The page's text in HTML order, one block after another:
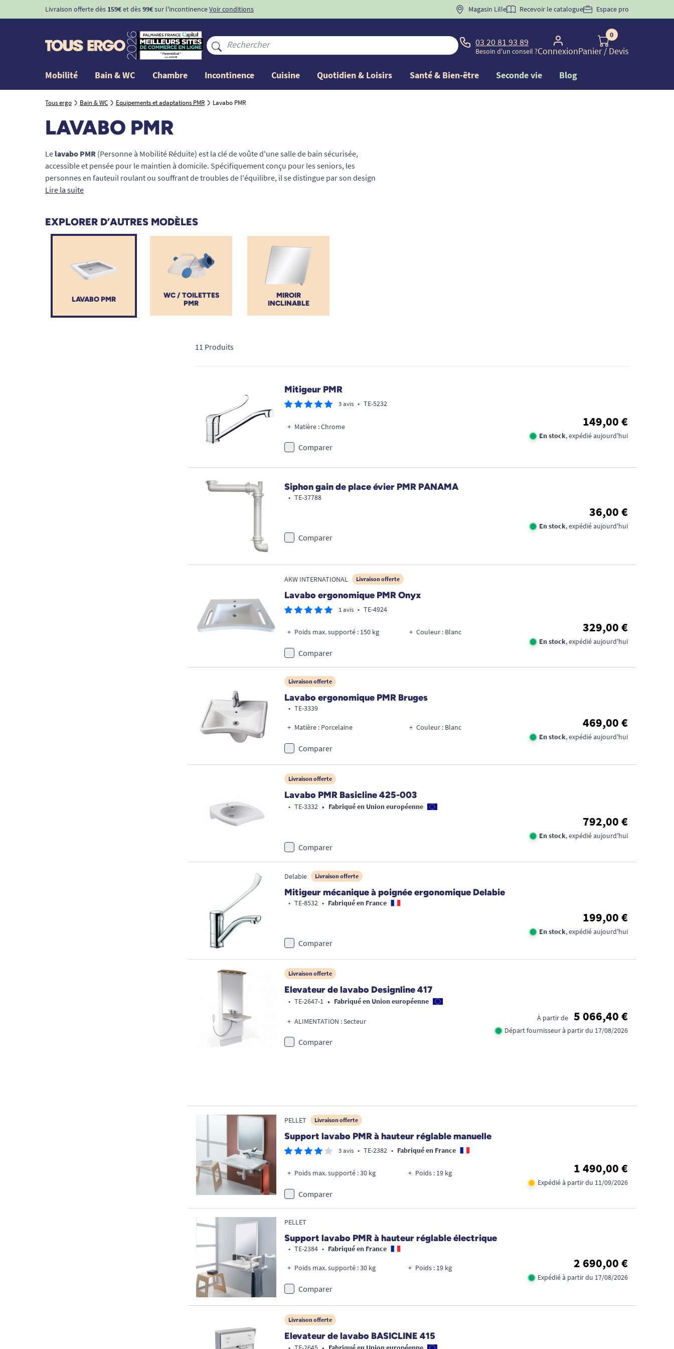
Livraison offerte dès 159€et dès99€sur l'incontinenceVoir conditions BIENVENUE" pourla 1ère commande d'incontinence
Magasin Lille Recevoir le catalogue Espace pro
03 20 81 93 89
Besoin d'un conseil ?Connexion
0
Panier/ Devis
Mobilité Bain & WC Chambre Incontinence Cuisine Quotidien & Loisirs Santé & Bien-être Seconde vie Blog
Tous ergo Bain & WC Equipements et adaptations PMR Lavabo PMR
LAVABO PMR
Le lavabo PMR (Personne à Mobilité Réduite) est la clé de voûte d'une salle de bain sécurisée,
accessible et pensée pour le maintien à domicile. Spécifiquement conçu pour les seniors, les
personnes en fauteuil roulant ou souffrant de troubles de l'équilibre, il se distingue par son design
ergonomique permettant une approche frontale sans obstacle. Chez TOUS ERGO, nous avons
quotidien, respect des normes d'accessibilité et sécurité médicale absolue.
Lire la suite
EXPLORER D’AUTRES MODÈLES
WC / TOILETTES
PMR
LAVABO PMR
MIROIR
INCLINABLE
11 Produits
Mitigeur PMR
3 avis • TE-5232
Matière : Chrome 149,00 €
En stock, expédié aujourd'hui
Comparer
Siphon gain de place évier PMR PANAMA
• TE-37788
36,00 €
En stock, expédié aujourd'hui
Comparer
AKW INTERNATIONAL Livraison offerte
Lavabo ergonomique PMR Onyx
1 avis • TE-4924
Poids max. supporté : 150 kg Couleur : Blanc 329,00 €
En stock, expédié aujourd'hui
Comparer
Livraison offerte
Lavabo ergonomique PMR Bruges
• TE-3339
Matière : Porcelaine Couleur : Blanc 469,00 €
En stock, expédié aujourd'hui
Comparer
Livraison offerte
Lavabo PMR Basicline 425-003
• TE-3332 • Fabriqué en Union européenne
792,00 €
En stock, expédié aujourd'hui
Comparer
Delabie Livraison offerte
Mitigeur mécanique à poignée ergonomique Delabie
• TE-8532 • Fabriqué en France
199,00 €
En stock, expédié aujourd'hui
Comparer
Livraison offerte
Elevateur de lavabo Designline 417
• TE-2647-1 • Fabriqué en Union européenne
ALIMENTATION : Secteur À partir de 5 066,40 €
Départ fournisseur à partir du 17/08/2026
Comparer
PELLET Livraison offerte
Support lavabo PMR à hauteur réglable manuelle
3 avis • TE-2382 • Fabriqué en France
Poids max. supporté : 30 kg Poids : 19 kg 1 490,00 €
Expédié à partir du 11/09/2026
Comparer
PELLET
Support lavabo PMR à hauteur réglable électrique
• TE-2384 • Fabriqué en France
Poids max. supporté : 30 kg Poids : 19 kg 2 690,00 €
Expédié à partir du 17/08/2026
Comparer
Livraison offerte
Elevateur de lavabo BASICLINE 415